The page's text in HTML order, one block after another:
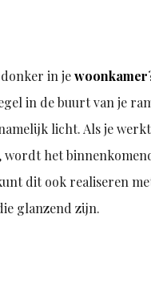
in jewoonkamer
in de buurt van je
licht. Als je
wordt het
dit ook realiseren
glanzend zijn.